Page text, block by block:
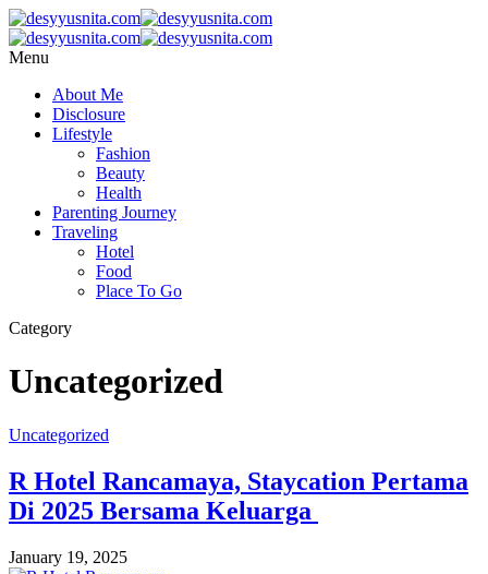
Menu
About Me
Disclosure
Lifestyle
Fashion
Beauty
Health
Parenting Journey
Traveling
Hotel
Food
Place To Go
Category
Uncategorized
Uncategorized
R Hotel Rancamaya, Staycation Pertama
Di 2025 Bersama Keluarga
January 19, 2025